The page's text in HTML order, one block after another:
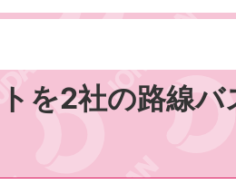
を2社の路線